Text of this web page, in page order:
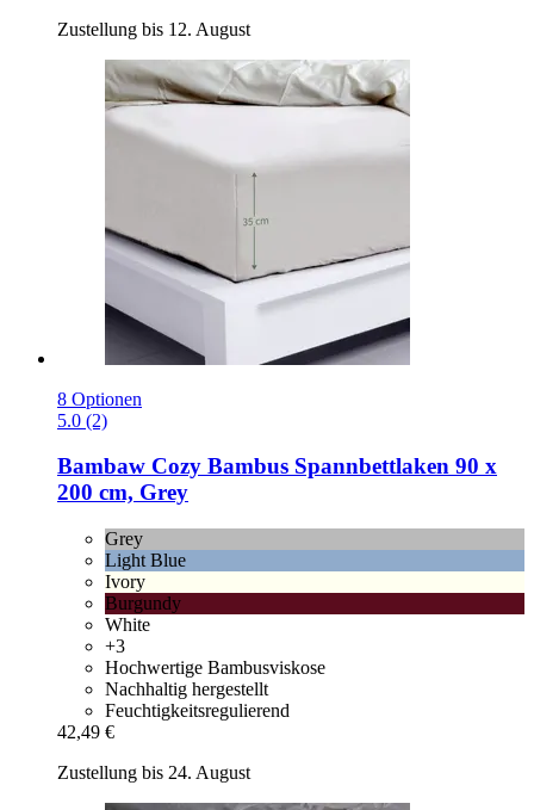
Zustellung bis 12. August
8 Optionen
5.0 (2)
Bambaw Cozy Bambus Spannbettlaken 90 x
200 cm, Grey
Grey
Light Blue
Ivory
Burgundy
White
+3
Hochwertige Bambusviskose
Nachhaltig hergestellt
Feuchtigkeitsregulierend
42,49 €
Zustellung bis 24. August